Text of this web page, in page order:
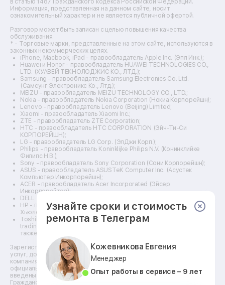
Ремонт оптических прицелов
Ремонт электровелосипедов
Ремонт видеокамер
Ремонт эхолотов
Ремонт 3d-принтеров
Ремонт прицелов ночного видения
Ремонт винных шкафов
Ремонт выпрямителей
Ремонт сушилок для рук
Ремонт дальномеров
Ремонт снегоуборщиков
в статью 1487 Гражданского кодекса Российской Федерации.
Информация, представленная на данном сайте, носит
ознакомительный характер и не является публичной офертой.
Разговор может быть записан с целью повышения качества
обслуживания.
* - Торговые марки, представленные на этом сайте, используются в
законных некоммерческих целях.
iPhone, Macbook, iPad - правообладатель Apple Inc. (Эпл Инк.);
Huawei и Honor - правообладатель HUAWEI TECHNOLOGIES CO.,
LTD. (ХУАВЕЙ ТЕКНОЛОДЖИС КО., ЛТД.);
Samsung – правообладатель Samsung Electronics Co. Ltd.
(Самсунг Электроникс Ко., Лтд.);
MEIZU - правообладатель MEIZU TECHNOLOGY CO., LTD.;
Nokia - правообладатель Nokia Corporation (Нокиа Корпорейшн);
Lenovo - правообладатель Lenovo (Beijing) Limited;
Xiaomi - правообладатель Xiaomi Inc.;
ZTE - правообладатель ZTE Corporation;
HTC - правообладатель HTC CORPORATION (Эйч-Ти-Си
КОРПОРЕЙШН);
LG - правообладатель LG Corp. (ЭлДжи Корп.);
Philips - правообладатель Koninklijke Philips N.V. (Конинклийке
Филипс Н.В.);
Sony - правообладатель Sony Corporation (Сони Корпорейшн);
ASUS - правообладатель ASUSTeK Computer Inc. (Асустек
Компьютер Инкорпорейшн);
ACER - правообладатель Acer Incorporated (Эйсер
Инкорпорейтед);
DELL - правообладатель Dell Inc.(Делл Инк.);
HP - правообладатель HP Hewlett-Packard Group LLC (ЭйчПи
Хьюлетт Паккард Груп ЛЛК);
Toshiba - правообладатель KABUSHIKI KAISHA TOSHIBA, also
trading as Toshiba Corporation (КАБУШИКИ КАЙША ТОШИБА
также торгующая как Тосиба Корпорейшн).
Зарегистрированные товарные знаки используются для описания
услуг, доступных в сети сервисных центров АСЦ, не связанных с
компаниями Правообладателей товарных знаков и/или с их
официальными представителями в отношении товаров, которые уже
введены в гражданский оборот по смыслу статьи 1487
Гражданского кодекса. ** - время, необходимое для ремонта,
Узнайте сроки и стоимость
ремонта в Телеграм
Кожевникова Евгения
Менеджер
Опыт работы в сервисе – 9 лет